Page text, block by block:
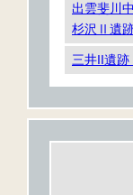
出雲斐川
杉沢Ⅱ遺
三井II遺